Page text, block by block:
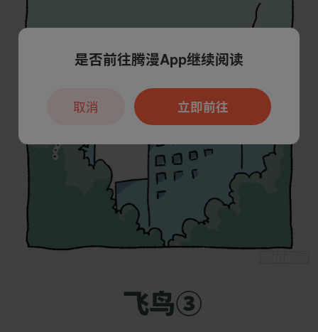
是否前往腾漫App继续阅读
立即前往
取消